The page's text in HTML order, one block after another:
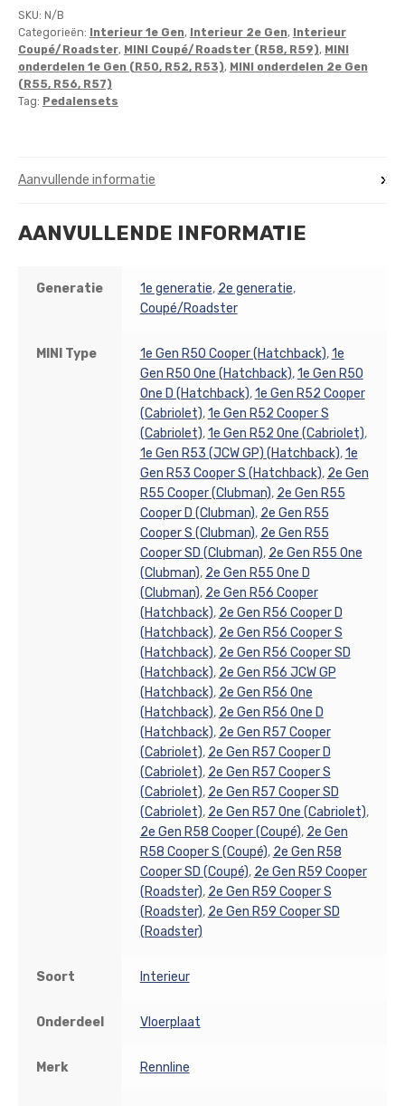
SKU: N/B
Categorieën:
Interieur 1e Gen, Interieur 2e Gen, Interieur
Coupé/Roadster, MINI Coupé/Roadster (R58, R59), MINI
onderdelen 1e Gen (R50, R52, R53), MINI onderdelen 2e Gen
(R55, R56, R57)
Tag: Pedalensets
Aanvullende informatie
AANVULLENDE INFORMATIE
Generatie 1e generatie, 2e generatie,
Coupé/Roadster
MINI Type 1e Gen R50 Cooper (Hatchback),1e
Gen R50 One (Hatchback),1e Gen R50
One D (Hatchback),1e Gen R52 Cooper
(Cabriolet),1e Gen R52 Cooper S
(Cabriolet),1e Gen R52 One (Cabriolet),
1e Gen R53 (JCW GP) (Hatchback),1e
Gen R53 Cooper S (Hatchback), 2e Gen
R55 Cooper (Clubman), 2e Gen R55
Cooper D (Clubman), 2e Gen R55
Cooper S (Clubman), 2e Gen R55
Cooper SD (Clubman), 2e Gen R55 One
(Clubman), 2e Gen R55 One D
(Clubman), 2e Gen R56 Cooper
(Hatchback), 2e Gen R56 Cooper D
(Hatchback), 2e Gen R56 Cooper S
(Hatchback), 2e Gen R56 Cooper SD
(Hatchback), 2e Gen R56 JCW GP
(Hatchback), 2e Gen R56 One
(Hatchback), 2e Gen R56 One D
(Hatchback), 2e Gen R57 Cooper
(Cabriolet), 2e Gen R57 Cooper D
(Cabriolet), 2e Gen R57 Cooper S
(Cabriolet), 2e Gen R57 Cooper SD
(Cabriolet), 2e Gen R57 One (Cabriolet),
2e Gen R58 Cooper (Coupé), 2e Gen
R58 Cooper S (Coupé), 2e Gen R58
Cooper SD (Coupé), 2e Gen R59 Cooper
(Roadster), 2e Gen R59 Cooper S
(Roadster), 2e Gen R59 Cooper SD
(Roadster)
Soort Interieur
Onderdeel Vloerplaat
Merk Rennline